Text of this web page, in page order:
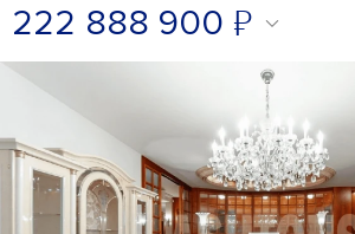
222 888 900 ₽